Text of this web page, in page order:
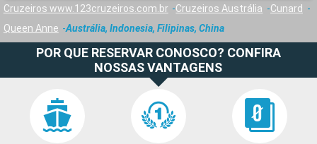
Cruzeiros www.123cruzeiros.com.br Cruzeiros Austrália
Cunard
Queen Anne
Austrália, Indonesia, Filipinas, China
POR QUE RESERVAR CONOSCO? CONFIRA
NOSSAS VANTAGENS